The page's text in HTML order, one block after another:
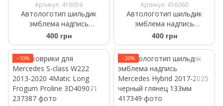
Артикул: 416059
Автологотип шильдик
эмблема надпись
Mercedes S63 black черный
глянец
400 грн
Артикул: 416060
Автологотип шильдик
эмблема надпись
Mercedes S65 black
400 грн
−10% −20%